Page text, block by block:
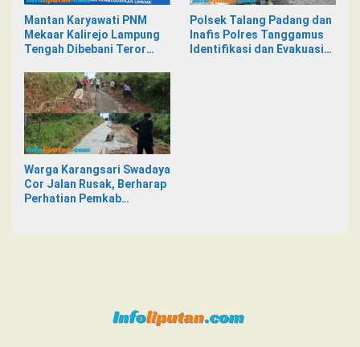
Mantan Karyawati PNM
Mekaar Kalirejo Lampung
Tengah Dibebani Teror
Intimidasi
Polsek Talang Padang dan
Inafis Polres Tanggamus
Identifikasi dan Evakuasi
Warga Karangsari Swadaya
Cor Jalan Rusak, Berharap
Perhatian Pemkab